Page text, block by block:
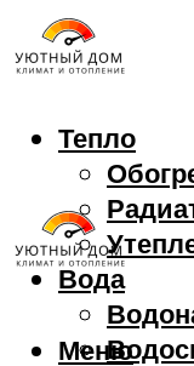
Тепло
Вода
Меню